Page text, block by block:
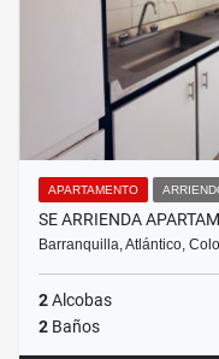
APARTAMENTO
SE ARRIENDA
Barranquilla, Atlántico,
2Alcobas
2 Baños